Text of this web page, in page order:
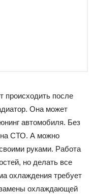
происходить после
Она может
автомобиля. Без
на СТО. А можно
руками. Работа
но делать все
охлаждения требует
замены охлаждающей